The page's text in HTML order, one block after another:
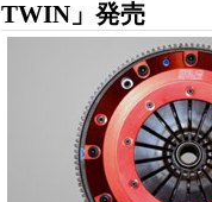
TWIN」発売